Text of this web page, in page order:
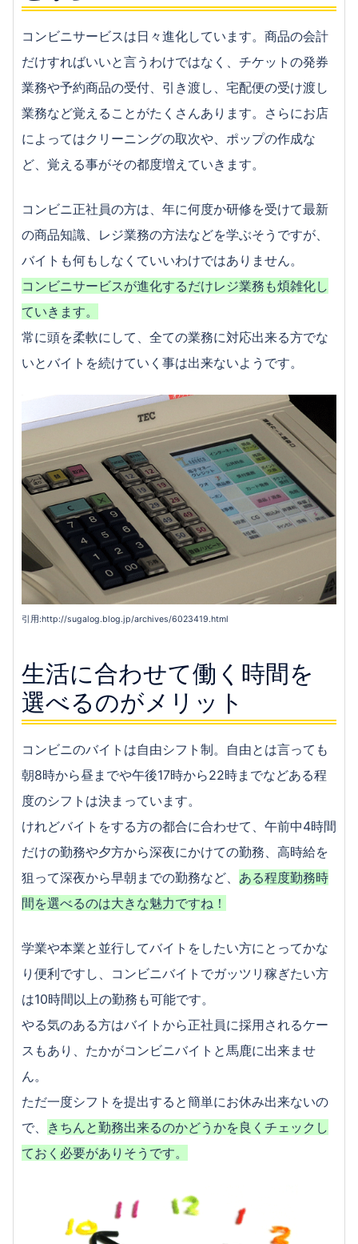
コンビニサービスは日々進化しています。商品の会計
だけすればいいと言うわけではなく、チケットの発券
業務や予約商品の受付、引き渡し、宅配便の受け渡し
業務など覚えることがたくさんあります。さらにお店
によってはクリーニングの取次や、ポップの作成な
ど、覚える事がその都度増えていきます。
コンビニ正社員の方は、年に何度か研修を受けて最新
の商品知識、レジ業務の方法などを学ぶそうですが、
バイトも何もしなくていいわけではありません。
コンビニサービスが進化するだけレジ業務も煩雑化し
ていきます。
常に頭を柔軟にして、全ての業務に対応出来る方でな
いとバイトを続けていく事は出来ないようです。
引用:http://sugalog.blog.jp/archives/6023419.html
生活に合わせて働く時間を
選べるのがメリット
コンビニのバイトは自由シフト制。自由とは言っても
朝8時から昼までや午後17時から22時までなどある程
度のシフトは決まっています。
けれどバイトをする方の都合に合わせて、午前中4時間
だけの勤務や夕方から深夜にかけての勤務、高時給を
狙って深夜から早朝までの勤務など、 ある程度勤務時
間を選べるのは大きな魅力ですね！
学業や本業と並行してバイトをしたい方にとってかな
り便利ですし、コンビニバイトでガッツリ稼ぎたい方
は10時間以上の勤務も可能です。
やる気のある方はバイトから正社員に採用されるケー
スもあり、たかがコンビニバイトと馬鹿に出来ませ
ん。
ただ一度シフトを提出すると簡単にお休み出来ないの
で、 きちんと勤務出来るのかどうかを良くチェックし
ておく必要がありそうです。